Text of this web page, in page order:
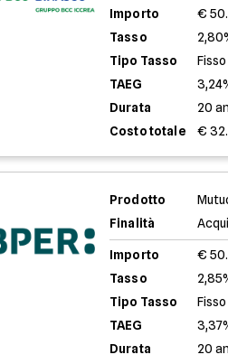
Importo
€
Tasso
Tipo Tasso
Fisso
TAEG
Durata
20
Costo totale
€
Prodotto
Finalità
Importo
€
Tasso
Tipo Tasso
Fisso
TAEG
Durata
20